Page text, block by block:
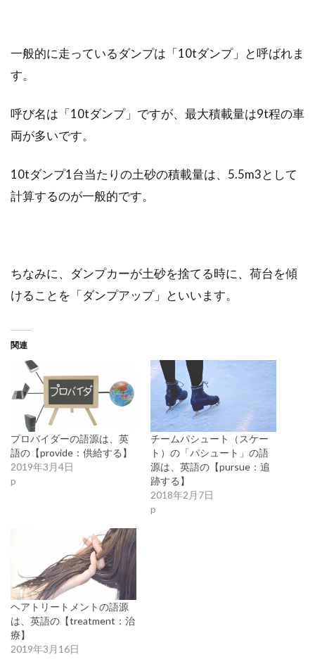
一般的に走っているダンプは「10tダンプ」と呼ばれま
す。
呼び名は「10tダンプ」ですが、最大積載量は9t程の車
両が多いです。
10tダンプ1台当たりの土砂の積載量は、5.5m3として
計算するのが一般的です。
ちなみに、ダンプカーが土砂を捨てる時に、荷台を傾
けることを「ダンプアップ」といいます。
関連
プロバイダーの語源は、英
語の【provide：供給する】
2019年3月4日
p
チームパシュート（スケー
ト）の「パシュート」の語
源は、英語の【pursue：追
跡する】
2018年2月7日
p
ヘアトリートメントの語源
は、英語の【treatment：治
療】
2019年3月16日